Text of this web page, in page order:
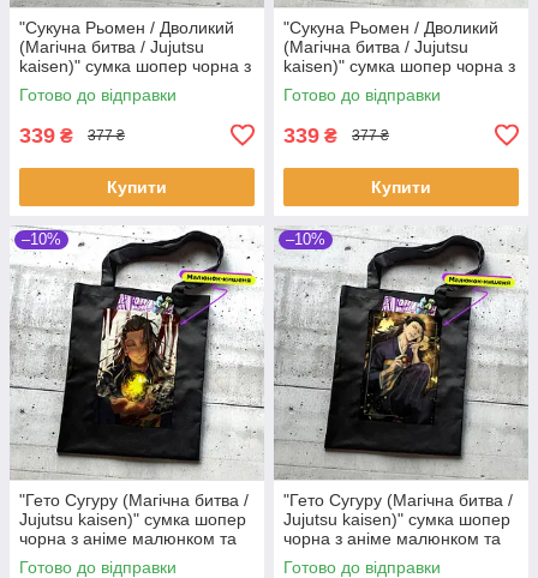
"Сукуна Рьомен / Дволикий
(Магічна битва / Jujutsu
kaisen)" сумка шопер чорна з
аніме малюнком та кишенею
Готово до відправки
339 ₴ 377 ₴
Купити
"Сукуна Рьомен / Дволикий
(Магічна битва / Jujutsu
kaisen)" сумка шопер чорна з
аніме малюнком та кишенею
Готово до відправки
339 ₴ 377 ₴
Купити
–10%
"Гето Сугуру (Магічна битва /
Jujutsu kaisen)" сумка шопер
чорна з аніме малюнком та
кишенею
Готово до відправки
–10%
"Гето Сугуру (Магічна битва /
Jujutsu kaisen)" сумка шопер
чорна з аніме малюнком та
кишенею
Готово до відправки